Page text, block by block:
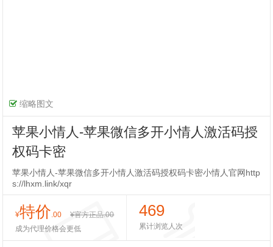
缩略图文
苹果小情人-苹果微信多开小情人激活码授
权码卡密
苹果小情人-苹果微信多开小情人激活码授权码卡密小情人官网http
s://lhxm.link/xqr
¥特价.00 ¥官方正品.00
成为代理价格会更低
469
累计浏览人次